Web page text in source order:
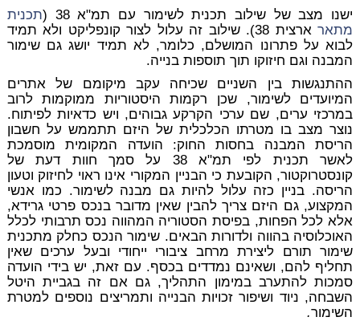
ישנו מצב של שילוב תכנית לשימור עם תמ"א 38 (
תכנית
מתאר
ארצית 38). שילוב זה עלול לצור קונפליקט ולא תמיד
לבוא על פתרונו המושלם, כלומר, לא תמיד יושג גם שימור
המבנה וגם חיזוקו תוך תוספות בנייה.
ההתנגשות בין השניים שכיחה עקב מיקומם של אתרים
המיועדים לשימור, שכן רקמות היסטוריות ממוקמות לרוב
במרכזי ערים, שם ערכי הקרקע גבוהים, ויש כדאיות לפיתוח.
נוצר מצב בו מטרתו הכלכלית של היזם תתממש על חשבון
הריסת המבנה בחסות החוק: הועדה המקומית מוסמכת
לאשר תכנית לפי תמ"א 38 על סמך חוות דעת של
קונסטרוקטור, הקובעת כי הבניין המקורי אינו ראוי לחיזוק וטעון
הריסה. בניין כזה עלול להיות גם מבנה לשימור. כמו אנשי
המקצוע, גם היזם צריך להבין שאין מדובר בנכס פרטי גרידא,
אלא לכל הפחות, בפיסת הסטוריה המהווה נכס תרבותי לכלל
האוכלוסיה בהווה ולדורות הבאים. שימור הנכס כחלק מתכנית
שימור תורם ליצירת מרחב ציבורי ייחודי ובעל ערכים שאין
תחליף להם, ושאינם נמדדים בכסף. עם זאת, יש בידי הועדה
סמכות להתערב במימון התהליך, גם אם זה בגביית היטל
השבחה, ניוד ושיפור זכויות הבנייה ותמריצים נוספים למטרת
השימור.